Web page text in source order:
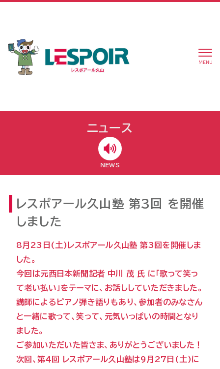
MENU
ニュース
NEWS
レスポアール久山塾 第3回 を開催
しました
8月23日(土)レスポアール久山塾 第3回を開催しま
した。
今回は元西日本新聞記者 中川 茂 氏 に「歌って笑っ
て老い払い」をテーマに、お話ししていただきました。
講師によるピアノ弾き語りもあり、参加者のみなさん
と一緒に歌って、笑って、元気いっぱいの時間となり
ました。
ご参加いただいた皆さま、ありがとうございました！
次回、第４回 レスポアール久山塾は9月27日(土)に